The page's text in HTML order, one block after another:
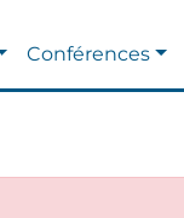
Conférences